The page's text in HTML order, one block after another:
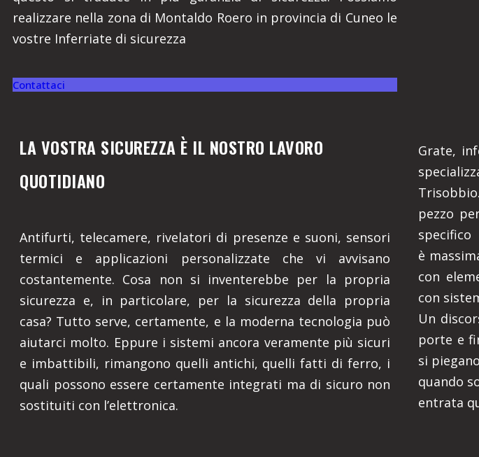
realizzare nella zona di Montaldo Roero in provincia di Cuneo le
vostre Inferriate di sicurezza
Contattaci
LA VOSTRA SICUREZZA È IL NOSTRO LAVORO
QUOTIDIANO
Antifurti, telecamere, rivelatori di presenze e suoni, sensori
termici e applicazioni personalizzate che vi avvisano
costantemente. Cosa non si inventerebbe per la propria
sicurezza e, in particolare, per la sicurezza della propria
casa? Tutto serve, certamente, e la moderna tecnologia può
aiutarci molto. Eppure i sistemi ancora veramente più sicuri
e imbattibili, rimangono quelli antichi, quelli fatti di ferro, i
quali possono essere certamente integrati ma di sicuro non
sostituiti con l’elettronica.
Grate,
pezzo
è
con
con
Un
porte e
si
quando
entrata